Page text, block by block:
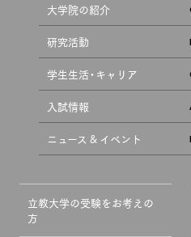
大学院の紹介
研究活動
学生生活・キャリア
入試情報
ニュース & イベント
立教大学の受験をお考えの
方